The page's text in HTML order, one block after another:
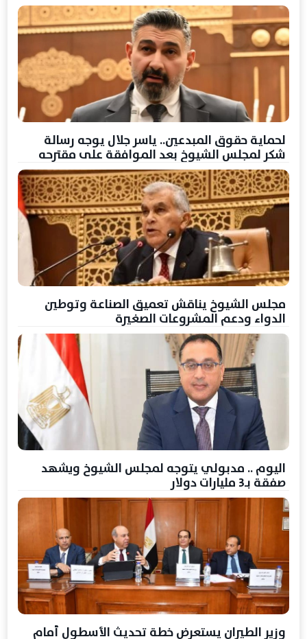
لحماية حقوق المبدعين.. ياسر جلال يوجه رسالة
شكر لمجلس الشيوخ بعد الموافقة على مقترحه
مجلس الشيوخ يناقش تعميق الصناعة وتوطين
الدواء ودعم المشروعات الصغيرة
اليوم .. مدبولي يتوجه لمجلس الشيوخ ويشهد
صفقة بـ3 مليارات دولار
وزير الطيران يستعرض خطة تحديث الأسطول أمام